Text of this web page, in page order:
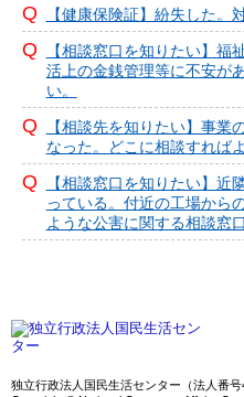
【健康保険証】紛失した。
【相談窓口を知りたい】
活上の金銭管理等に不安が
い。
【相談先を知りたい】事業
なった。どこに相談すればよ
【相談窓口を知りたい】
っている。付近の工場から
ような公害に関する相談窓
独立行政法人国民生活センター（法人番号